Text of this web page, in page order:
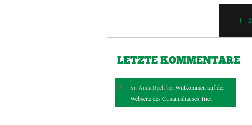
1 2
LETZTE KOMMENTARE
Sr. Anna Rech beiWillkommen auf der
Webseite des Cusanushauses Trier